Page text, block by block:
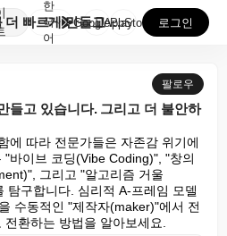
AI는 근로자를 더 빠르게 만들고 있습니다. 그리고 더...
한
국
어
GooglePlay
AppStore 로그인
팔로우
들고 있습니다. 그리고 더 불안하
에 따라 전문가들은 자존감 위기에
바이브 코딩(Vibe Coding)", "창의
그리고 "알고리즘 거울
구합니다. 심리적 A-프레임 모델
수동적인 "제작자(maker)"에서 전
환하는 방법을 알아보세요.